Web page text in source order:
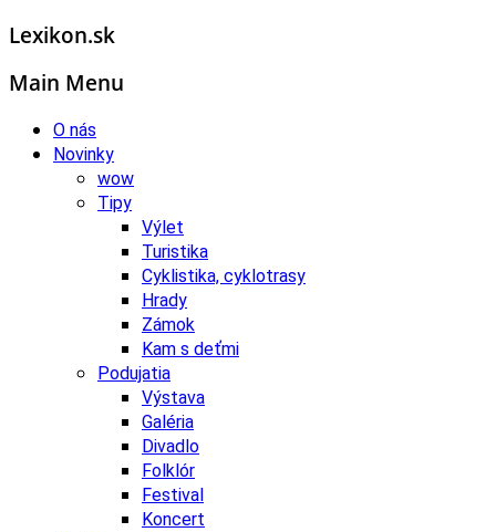
Lexikon.sk
Main Menu
O nás
Novinky
wow
Tipy
Výlet
Turistika
Cyklistika, cyklotrasy
Hrady
Zámok
Kam s deťmi
Podujatia
Výstava
Galéria
Divadlo
Folklór
Festival
Koncert